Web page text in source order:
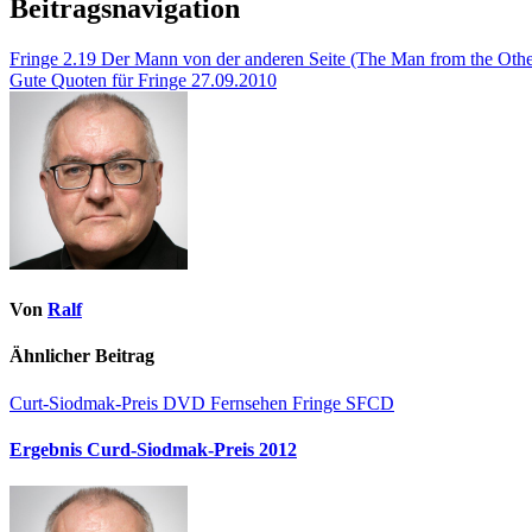
Beitragsnavigation
Fringe 2.19 Der Mann von der anderen Seite (The Man from the
Gute Quoten für Fringe 27.09.2010
Von Ralf
Ähnlicher Beitrag
Curt-Siodmak-Preis DVD Fernsehen Fringe SFCD
Ergebnis Curd-Siodmak-Preis 2012